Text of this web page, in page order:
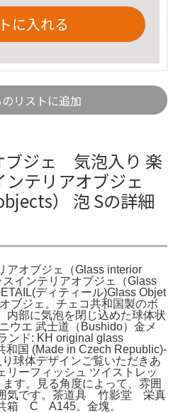
に入れる
リストに追加
ブジェ 気泡入り 楽
テリアオブジェ
） 泡 Sの詳細
アオブジェ（Glass interior
インテリアオブジェ（Glass
ディティール)Glass Objet
ブジェ。チェコ共和国製のボ
内部に気泡を閉じ込めた球体状
ウエ 武士道（Bushido）金メ
ンド: KH original glass
和国 (Made in Czech Republic)-
球体デザインご覧いただきあ
リーフィッシュ ツイストレッ
す。見る角度によって、雰囲
気です。茶道具 竹影堂 栄真
C A145。金塊。